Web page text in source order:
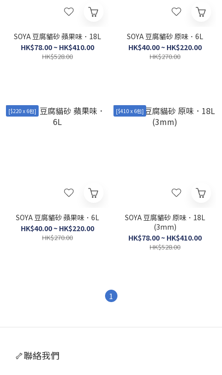
SOYA 豆腐貓砂 蘋果味．18L
HK$78.00 ~ HK$410.00
HK$528.00
SOYA 豆腐貓砂 原味．6L
HK$40.00 ~ HK$220.00
HK$270.00
[$220 x 6包]
SOYA 豆腐貓砂 蘋果味．6L
HK$40.00 ~ HK$220.00
HK$270.00
[$410 x 6包]
SOYA 豆腐貓砂 原味．18L
(3mm)
HK$78.00 ~ HK$410.00
HK$528.00
1
🦴聯絡我們